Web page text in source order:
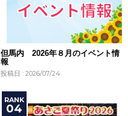
但馬内 2026年８月のイベント情
報
投稿日 : 2026/07/24